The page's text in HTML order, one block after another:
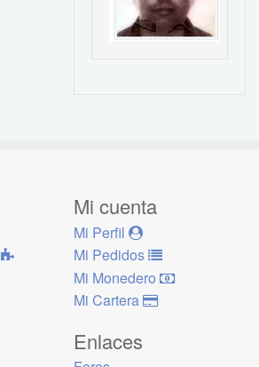
Mi cuenta
Mi Perfil
Mi Pedidos
Mi Monedero
Mi Cartera
Enlaces